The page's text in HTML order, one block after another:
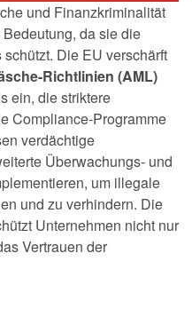
und Finanzkriminalität
da sie die
schützt. Die EU verschärft
Richtlinien (AML)
ein, die striktere
Compliance-Programme
verdächtige
Überwachungs- und
um illegale
und zu verhindern. Die
Unternehmen nicht nur
Vertrauen der